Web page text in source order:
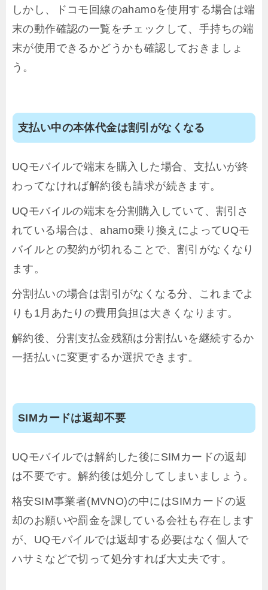
しかし、ドコモ回線のahamoを使用する場合は端
末の動作確認の一覧をチェックして、手持ちの端
末が使用できるかどうかも確認しておきましょ
う。
支払い中の本体代金は割引がなくなる
UQモバイルで端末を購入した場合、支払いが終
わってなければ解約後も請求が続きます。
UQモバイルの端末を分割購入していて、割引さ
れている場合は、ahamo乗り換えによってUQモ
バイルとの契約が切れることで、割引がなくなり
ます。
分割払いの場合は割引がなくなる分、これまでよ
りも1月あたりの費用負担は大きくなります。
解約後、分割支払金残額は分割払いを継続するか
一括払いに変更するか選択できます。
SIMカードは返却不要
UQモバイルでは解約した後にSIMカードの返却
は不要です。解約後は処分してしまいましょう。
格安SIM事業者(MVNO)の中にはSIMカードの返
却のお願いや罰金を課している会社も存在します
が、UQモバイルでは返却する必要はなく個人で
ハサミなどで切って処分すれば大丈夫です。